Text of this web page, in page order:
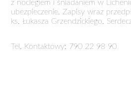
z noclegiem i śniadaniem w
ubezpieczenie. Zapisy wraz
ks. Łukasza Grzendzickiego.
Tel. Kontaktowy: 790 22 98 90